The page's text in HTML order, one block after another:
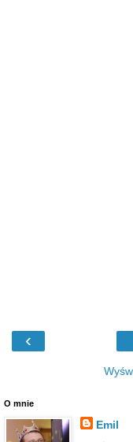
‹
O mnie
Emil